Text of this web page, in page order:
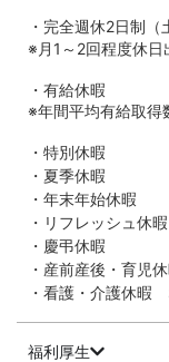
・完全週休2日制
※月1～2回程度休日
・有給休暇
※年間平均有給取得
・特別休暇
・夏季休暇
・年末年始休暇
・リフレッシュ休暇
・慶弔休暇
・産前産後・育児
・看護・介護休暇
福利厚生